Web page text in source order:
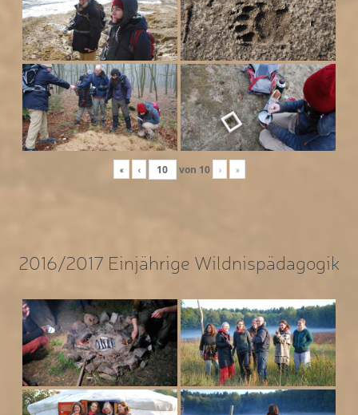
« ‹ von 10 › »
2016/2017 Einjährige Wildnispädagogik